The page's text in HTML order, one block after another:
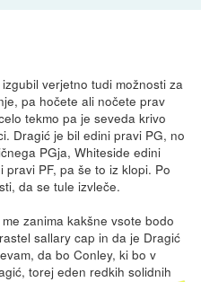
verjetno tudi možnosti za
pa hočete ali nočete prav
tekmo pa je seveda krivo
Dragić je bil edini pravi PG, no
PGja, Whiteside edini
PF, pa še to iz klopi. Po
da se tule izvleče.
zanima kakšne vsote bodo
sallary cap in da je Dragić
da bo Conley, ki bo v
torej eden redkih solidnih